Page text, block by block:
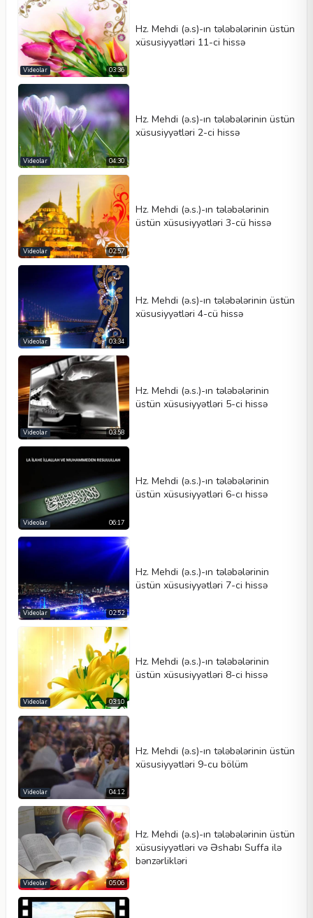
Video növü
Avtomatik oynat
Kontrolleri göster
Dövr et
En
03:36
Videolar
Hz. Mehdi (ə.s)-ın tələbələrinin üstün
xüsusiyyətləri 11-ci hissə
04:30
Videolar
Hz. Mehdi (ə.s)-ın tələbələrinin üstün
xüsusiyyətləri 2-ci hissə
02:57
Videolar
Hz. Mehdi (ə.s.)-ın tələbələrinin
üstün xüsusiyyətləri 3-cü hissə
03:34
Videolar
Hz. Mehdi (ə.s)-ın tələbələrinin üstün
xüsusiyyətləri 4-cü hissə
03:58
Videolar
Hz. Mehdi (ə.s.)-ın tələbələrinin
üstün xüsusiyyətləri 5-ci hissə
06:17
Videolar
Hz. Mehdi (ə.s.)-ın tələbələrinin
üstün xüsusiyyətləri 6-cı hissə
02:52
Videolar
Hz. Mehdi (ə.s.)-ın tələbələrinin
üstün xüsusiyyətləri 7-ci hissə
03:10
Videolar
Hz. Mehdi (ə.s.)-ın tələbələrinin
üstün xüsusiyyətləri 8-ci hissə
04:12
Videolar
Hz. Mehdi (ə.s)-ın tələbələrinin üstün
xüsusiyyətləri 9-cu bölüm
05:06
Videolar
Hz. Mehdi (ə.s)-ın tələbələrinin üstün
xüsusiyyətləri və Əshabı Suffa ilə
bənzərlikləri